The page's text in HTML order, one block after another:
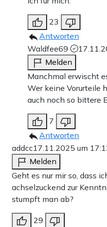
23
Antworten
Waldfee69
Melden
Manchmal erwischt
Wer keine Vorurteile
auch noch so bittere
7
Antworten
addcc17.11.2025 um
Melden
Geht es nur mir so, dass
achselzuckend zur
stumpft man ab?
29